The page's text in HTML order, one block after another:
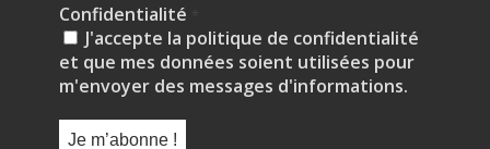
Confidentialité
J'accepte la politique de confidentialité
et que mes données soient utilisées pour
m'envoyer des messages d'informations.